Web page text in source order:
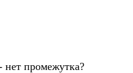
промежутка?